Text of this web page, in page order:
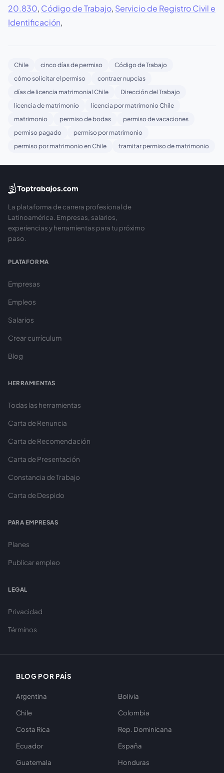
20.830, Código de Trabajo, Servicio de Registro Civil e
Identificación,
Chile cinco días de permiso
Código de Trabajo
cómo solicitar el permiso
contraer nupcias
días de licencia matrimonial Chile
Dirección del Trabajo
licencia de matrimonio
licencia por matrimonio Chile
matrimonio
permiso de bodas
permiso de vacaciones
permiso pagado
permiso por matrimonio
permiso por matrimonio en Chile
tramitar permiso de matrimonio
La plataforma de carrera profesional de
Latinoamérica. Empresas, salarios,
experiencias y herramientas para tu próximo
paso.
PLATAFORMA
Empresas
Empleos
Salarios
Crear currículum
Blog
HERRAMIENTAS
Todas las herramientas
Carta de Renuncia
Carta de Recomendación
Carta de Presentación
Constancia de Trabajo
Carta de Despido
PARA EMPRESAS
Planes
Publicar empleo
LEGAL
Privacidad
Términos
BLOG POR PAÍS
Argentina
Bolivia
Chile
Colombia
Costa Rica
Rep. Dominicana
Ecuador
España
Guatemala
Honduras